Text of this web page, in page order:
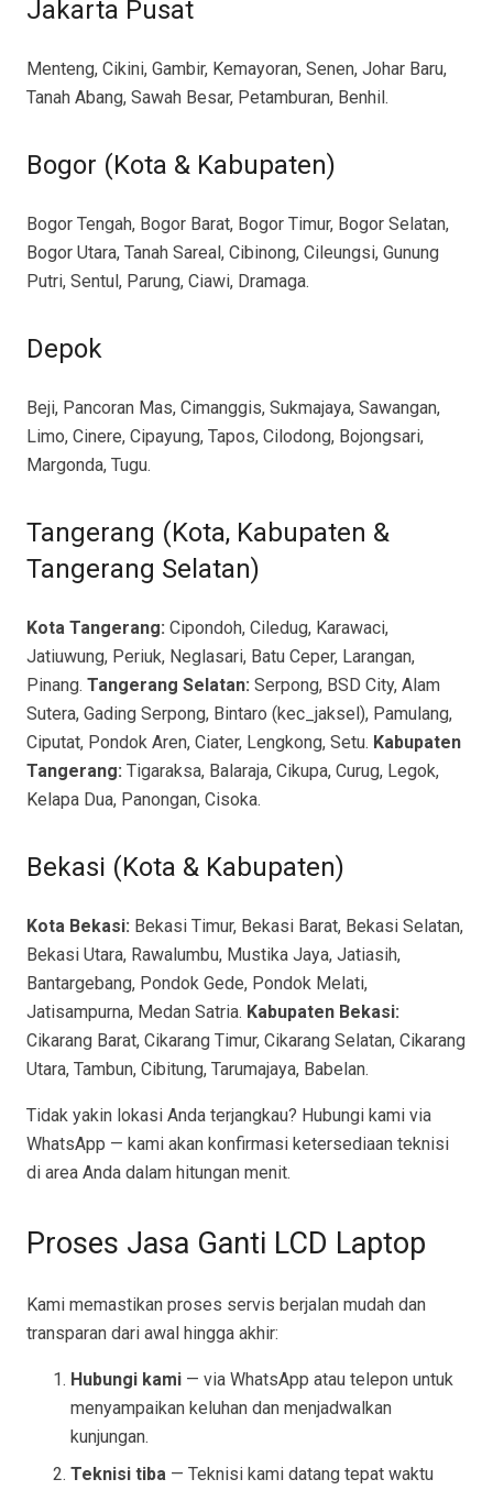
Jakarta Pusat
Menteng, Cikini, Gambir, Kemayoran, Senen, Johar Baru,
Tanah Abang, Sawah Besar, Petamburan, Benhil.
Bogor (Kota & Kabupaten)
Bogor Tengah, Bogor Barat, Bogor Timur, Bogor Selatan,
Bogor Utara, Tanah Sareal, Cibinong, Cileungsi, Gunung
Putri, Sentul, Parung, Ciawi, Dramaga.
Depok
Beji, Pancoran Mas, Cimanggis, Sukmajaya, Sawangan,
Limo, Cinere, Cipayung, Tapos, Cilodong, Bojongsari,
Margonda, Tugu.
Tangerang (Kota, Kabupaten &
Tangerang Selatan)
Kota Tangerang: Cipondoh, Ciledug, Karawaci,
Jatiuwung, Periuk, Neglasari, Batu Ceper, Larangan,
Pinang. Tangerang Selatan: Serpong, BSD City, Alam
Sutera, Gading Serpong, Bintaro (kec_jaksel), Pamulang,
Ciputat, Pondok Aren, Ciater, Lengkong, Setu. Kabupaten
Tangerang: Tigaraksa, Balaraja, Cikupa, Curug, Legok,
Kelapa Dua, Panongan, Cisoka.
Bekasi (Kota & Kabupaten)
Kota Bekasi: Bekasi Timur, Bekasi Barat, Bekasi Selatan,
Bekasi Utara, Rawalumbu, Mustika Jaya, Jatiasih,
Bantargebang, Pondok Gede, Pondok Melati,
Jatisampurna, Medan Satria. Kabupaten Bekasi:
Cikarang Barat, Cikarang Timur, Cikarang Selatan, Cikarang
Utara, Tambun, Cibitung, Tarumajaya, Babelan.
Tidak yakin lokasi Anda terjangkau? Hubungi kami via
WhatsApp — kami akan konfirmasi ketersediaan teknisi
di area Anda dalam hitungan menit.
Proses Jasa Ganti LCD Laptop
Kami memastikan proses servis berjalan mudah dan
transparan dari awal hingga akhir:
Hubungi kami — via WhatsApp atau telepon untuk
menyampaikan keluhan dan menjadwalkan
kunjungan.
Teknisi tiba — Teknisi kami datang tepat waktu